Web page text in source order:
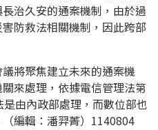
治久安的通案機制，由於過
防救法相關機制，因此跨部
將聚焦建立未來的通案機
來處理，依據電信管理法第
由內政部處理，而數位部也
編輯：潘羿菁）1140804